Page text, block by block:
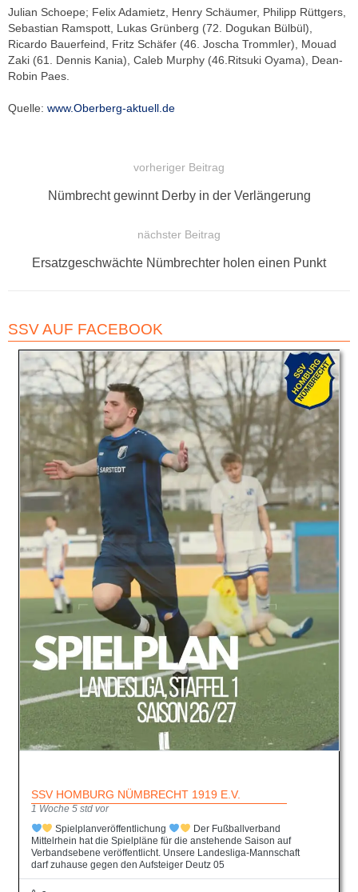
Julian Schoepe; Felix Adamietz, Henry Schäumer, Philipp Rüttgers,
Sebastian Ramspott, Lukas Grünberg (72. Dogukan Bülbül),
Ricardo Bauerfeind, Fritz Schäfer (46. Joscha Trommler), Mouad
Zaki (61. Dennis Kania), Caleb Murphy (46.Ritsuki Oyama), Dean-
Robin Paes.
Quelle: www.Oberberg-aktuell.de
vorheriger Beitrag
Vorheriger
Nümbrecht gewinnt Derby in der Verlängerung
nächster Beitrag
Nächster
Ersatzgeschwächte Nümbrechter holen einen Punkt
SSV AUF FACEBOOK
SSV HOMBURG NÜMBRECHT 1919 E.V.
1 Woche 5 std vor
Spielplanveröffentlichung
Der Fußballverband
Mittelrhein hat die Spielpläne für die anstehende Saison auf
Verbandsebene veröffentlicht. Unsere Landesliga-Mannschaft
darf zuhause gegen den Aufsteiger Deutz 05